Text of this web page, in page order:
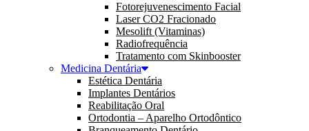
Fotorejuvenescimento Facial
Laser CO2 Fracionado
Mesolift (Vitaminas)
Radiofrequência
Tratamento com Skinbooster
Medicina Dentária
Estética Dentária
Implantes Dentários
Reabilitação Oral
Ortodontia – Aparelho Ortodôntico